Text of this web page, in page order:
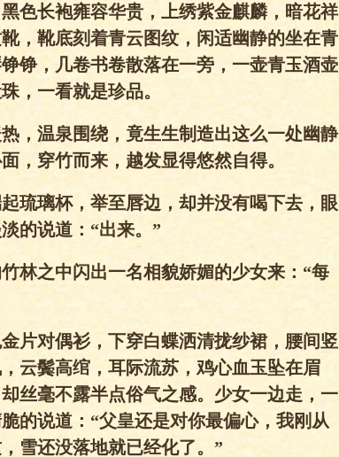
色长袍雍容华贵，上绣紫金麒麟，暗花祥
，靴底刻着青云图纹，闲适幽静的坐在青
铮，几卷书卷散落在一旁，一壶青玉酒壶
，一看就是珍品。
，温泉围绕，竟生生制造出这么一处幽静
，穿竹而来，越发显得悠然自得。
琉璃杯，举至唇边，却并没有喝下去，眼
的说道：“出来。”
林之中闪出一名相貌娇媚的少女来：“每
片对偶衫，下穿白蝶洒清拢纱裙，腰间竖
云鬓高绾，耳际流苏，鸡心血玉坠在眉
丝毫不露半点俗气之感。少女一边走，一
的说道：“父皇还是对你最偏心，我刚从
雪还没落地就已经化了。”